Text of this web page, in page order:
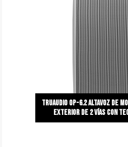
Truaudio OP-6.2 Altavoz de
exterior de 2 vías con